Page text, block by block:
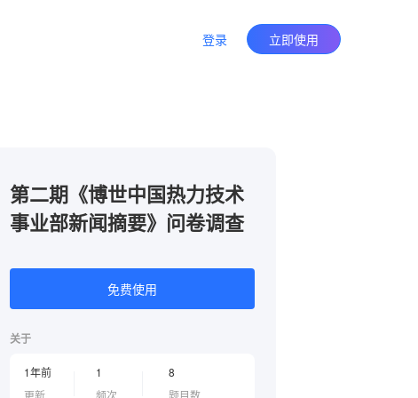
登录 立即使用
第二期《博世中国热力技术
事业部新闻摘要》问卷调查
免费使用
关于
1年前
更新
1
频次
8
题目数